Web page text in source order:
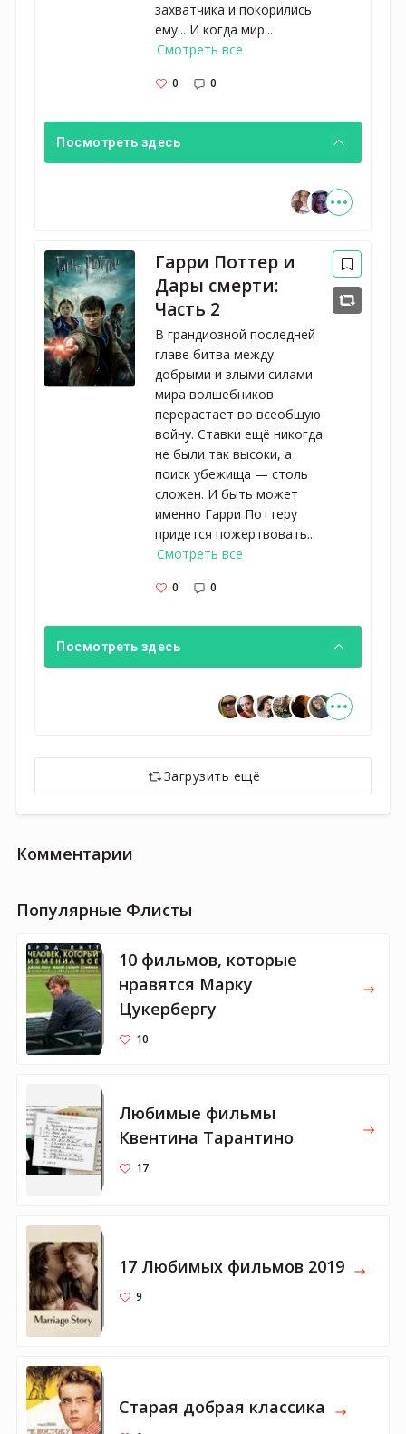
захватчика и покорились
ему... И когда мир...
Смотреть все
0 0
Посмотреть здесь
Гарри Поттер и
Дары смерти:
Часть 2
В грандиозной последней
главе битва между
добрыми и злыми силами
мира волшебников
перерастает во всеобщую
войну. Ставки ещё никогда
не были так высоки, а
поиск убежища — столь
сложен. И быть может
именно Гарри Поттеру
придется пожертвовать...
Смотреть все
0 0
Посмотреть здесь
Загрузить ещё
Комментарии
Популярные Флисты
10 фильмов, которые
нравятся Марку
Цукербергу
10
Любимые фильмы
Квентина Тарантино
17
17 Любимых фильмов 2019
9
Старая добрая классика